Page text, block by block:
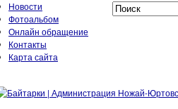
Новости
Фотоальбом
Онлайн обращение
Контакты
Карта сайта